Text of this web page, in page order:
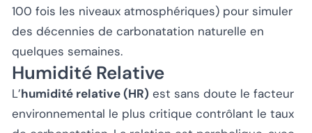
100 fois les niveaux atmosphériques) pour simuler
des décennies de carbonatation naturelle en
quelques semaines.
Humidité Relative
L’humidité relative (HR) est sans doute le facteur
environnemental le plus critique contrôlant le taux